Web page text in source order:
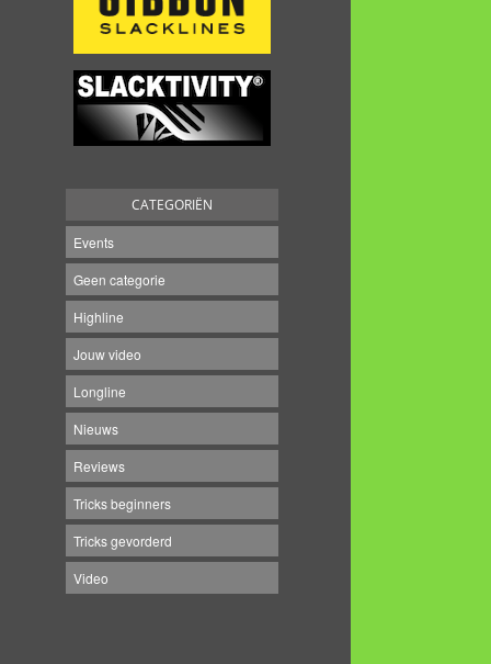
CATEGORIËN
Events
Geen categorie
Highline
Jouw video
Longline
Nieuws
Reviews
Tricks beginners
Tricks gevorderd
Video